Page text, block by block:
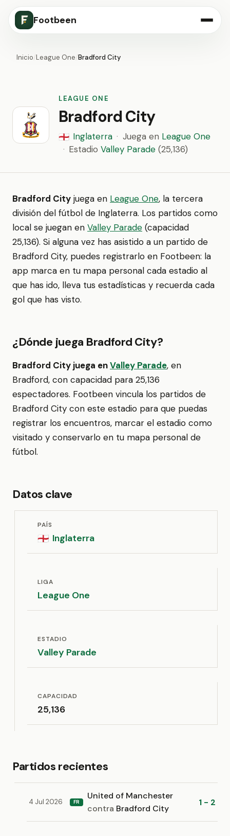
Footbeen
Inicio/League One/Bradford City
LEAGUE ONE
Bradford City
🏴󠁧󠁢󠁥󠁮󠁧󠁿 Inglaterra · Juega en League One
· Estadio Valley Parade (25,136)
Bradford City juega en League One, la tercera
división del fútbol de Inglaterra. Los partidos como
local se juegan en Valley Parade (capacidad
25,136). Si alguna vez has asistido a un partido de
Bradford City, puedes registrarlo en Footbeen: la
app marca en tu mapa personal cada estadio al
que has ido, lleva tus estadísticas y recuerda cada
gol que has visto.
¿Dónde juega Bradford City?
Bradford City juega enValley Parade, en
Bradford, con capacidad para 25,136
espectadores. Footbeen vincula los partidos de
Bradford City con este estadio para que puedas
registrar los encuentros, marcar el estadio como
visitado y conservarlo en tu mapa personal de
fútbol.
Datos clave
PAÍS
🏴󠁧󠁢󠁥󠁮󠁧󠁿 Inglaterra
LIGA
League One
ESTADIO
Valley Parade
CAPACIDAD
25,136
Partidos recientes
4 Jul 2026 FR
United of Manchester
contra Bradford City
1 - 2